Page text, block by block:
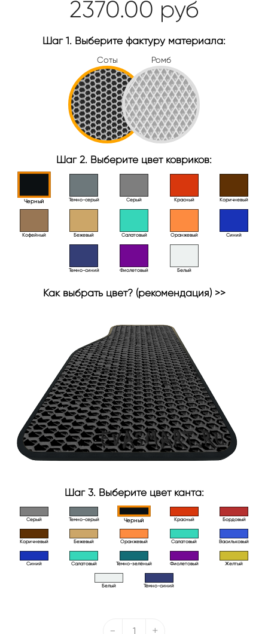
2370.00 руб
Шаг 1. Выберите фактуру материала:
Соты Ромб
Шаг 2. Выберите цвет ковриков:
Черный Тёмно-серый Серый Красный Коричневый
Кофейный Бежевый Салатовый Оранжевый Синий
Темно-синий Фиолетовый Белый
Как выбрать цвет? (рекомендация) >>
Шаг 3. Выберите цвет канта:
Серый Темно-серый Черный Красный Бордовый
Коричневый Бежевый Оранжевый Салатовый Васильковый
Синий Салатовый Тёмно-зелёный Фиолетовый Желтый
Белый Тёмно-синий
- +